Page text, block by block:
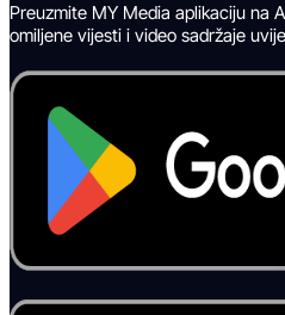
Preuzmite MY Media aplikaciju na
omiljene vijesti i video sadržaje